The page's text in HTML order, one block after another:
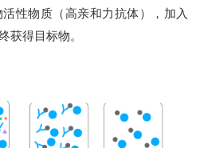
性物质（高亲和力抗体），加入
获得目标物。